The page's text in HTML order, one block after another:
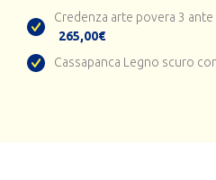
Credenza arte povera 3
265,00€
Cassapanca Legno scuro